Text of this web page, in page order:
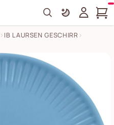
Search
IB LAURSEN GESCHIRR